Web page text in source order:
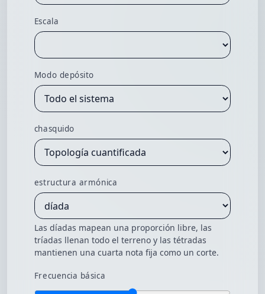
Escala
Modo depósito
chasquido
estructura armónica
Las díadas mapean una proporción libre, las
tríadas llenan todo el terreno y las tétradas
mantienen una cuarta nota fija como un corte.
Frecuencia básica